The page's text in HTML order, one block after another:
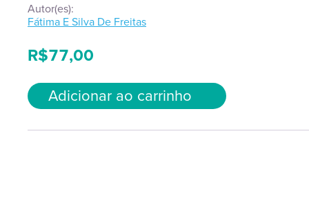
Autor(es):
Fátima E Silva De Freitas
R$77,00
Adicionar ao carrinho